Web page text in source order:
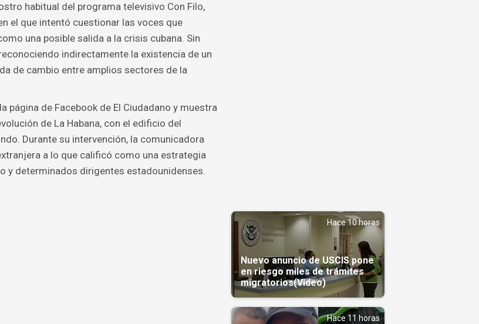
habitual del programa televisivo Con Filo,
el que intentó cuestionar las voces que
una posible salida a la crisis cubana. Sin
indirectamente la existencia de un
de cambio entre amplios sectores de la
página de Facebook de El Ciudadano y muestra
de La Habana, con el edificio del
Durante su intervención, la comunicadora
a lo que calificó como una estrategia
y determinados dirigentes estadounidenses.
Hace 10 horas
Nuevo anuncio de USCIS pone
en riesgo miles de trámites
migratorios(Video)
Hace 11 horas